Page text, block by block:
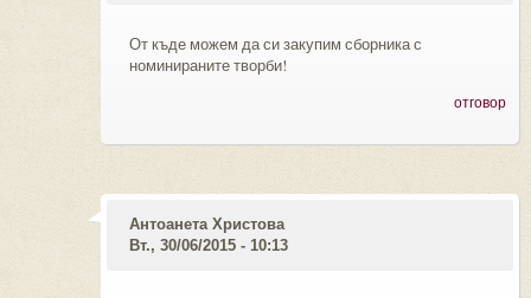
От къде можем да си закупим сборника с
номинираните творби!
отговор
Антоанета Христова
Вт., 30/06/2015 - 10:13